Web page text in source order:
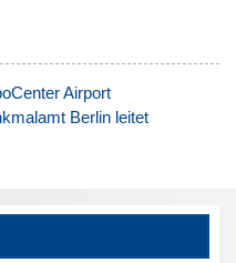
Airport
Berlin leitet